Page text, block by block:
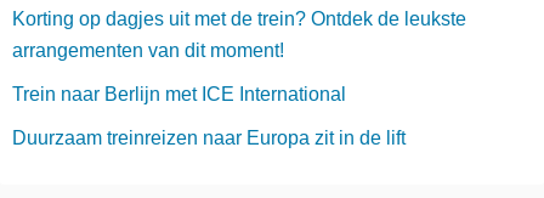
Korting op dagjes uit met de trein? Ontdek de leukste
arrangementen van dit moment!
Trein naar Berlijn met ICE International
Duurzaam treinreizen naar Europa zit in de lift